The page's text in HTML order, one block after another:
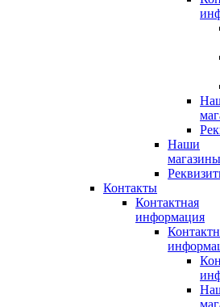
Наши
магазины
Контакты
Контактная
информация